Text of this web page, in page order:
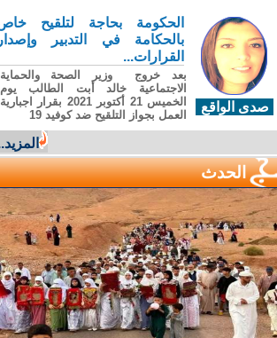
صدى الواقع
الحكومة بحاجة لتلقيح خاص
بالحكامة في التدبير وإصدار
القرارات...
بعد خروج وزير الصحة والحماية
الاجتماعية خالد أبت الطالب يوم
الخميس 21 أكتوبر 2021 بقرار اجبارية
العمل بجواز التلقيح ضد كوفيد 19
المزيد...
الحدث